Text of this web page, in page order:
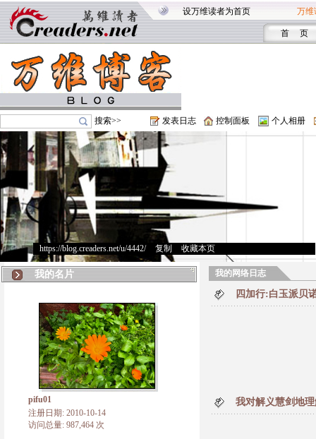
设万维读者为首页 万维
首 页
搜索>> 发表日志 控制面板 个人相册
https://blog.creaders.net/u/4442/> 复制 收藏本页
我的名片
pifu01
注册日期: 2010-10-14
访问总量: 987,464 次
我的网络日志
四加行:白玉派贝
我对解义慧剑地